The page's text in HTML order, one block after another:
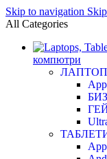
Skip to navigation
All Categories
компютри